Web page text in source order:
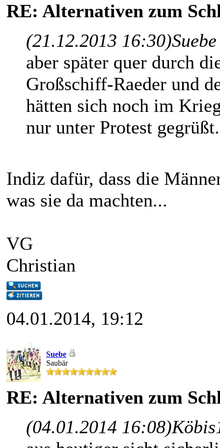
RE: Alternativen zum
(21.12.2013 16:30)
aber später quer durch
Großschiff-Raeder und
hätten sich noch im
nur unter Protest gegrüßt.
Indiz dafür, dass die
was sie da machten...
VG
Christian
04.01.2014, 19:12
Suebe
Saubär
RE: Alternativen zum
(04.01.2014 16:08)